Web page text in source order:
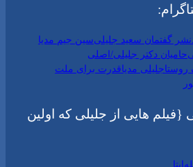
نشر گفتمان سعید جلیلیسین جیم مدیا
حامیان دکتر جلیلی/اصلی
جلیلی مدیاقدرت برای ملت
هایی از جلیلی که اولین
ایتا